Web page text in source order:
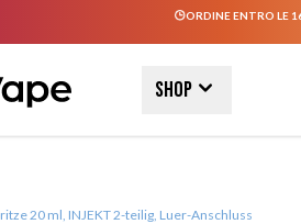
ORDINE ENTRO LE
Shop
20 ml, INJEKT 2-teilig, Luer-Anschluss